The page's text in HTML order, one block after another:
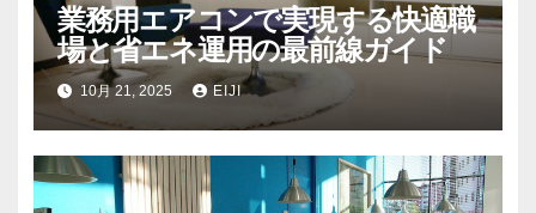
業務用エアコンで実現する快適職
場と省エネ運用の最前線ガイド
10月 21, 2025 EIJI